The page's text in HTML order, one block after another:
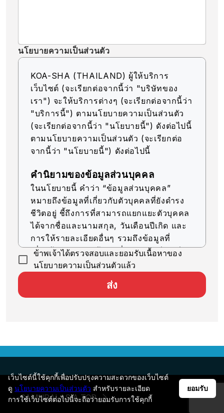
นโยบายความเป็นส่วนตัว
KOA-SHA (THAILAND) ผู้ให้บริการ
เว็บไซต์ (จะเรียกต่อจากนี้ว่า "บริษัทของ
เรา") จะให้บริการต่างๆ (จะเรียกต่อจากนี้ว่า
"บริการนี้") ตามนโยบายความเป็นส่วนตัว
(จะเรียกต่อจากนี้ว่า "นโยบายนี้") ดังต่อไปนี้
ตามนโยบายความเป็นส่วนตัว (จะเรียกต่อ
จากนี้ว่า "นโยบายนี้") ดังต่อไปนี้
คำนิยามของข้อมูลส่วนบุคคล
ในนโยบายนี้ คำว่า “ข้อมูลส่วนบุคคล”
หมายถึงข้อมูลที่เกี่ยวกับตัวบุคคลที่ยังดำรง
ชีวิตอยู่ ชี้ถึงการที่สามารถแยกแยะตัวบุคคล
ได้จากชื่อและนามสกุล, วันเดือนปีเกิด และ
การให้รายละเอียดอื่นๆ รวมถึงข้อมูลที่
เกี่ยวข้อง (รวมถึงข้อมูลที่สามารถเทียบเคียง
กับข้อมูลอื่นๆ ได้ง่าย ซึ่งจะช่วยให้สามารถ
การรับข้อมูลส่วนบุคคล
การใช้ข้อมูลส่วนบุคคล
เท่าที่จำเป็นสำหรับการดำเนินธุรกิจ ภายใน
ขอบเขตวัตถุประสงค์ที่ระบุไว้ ดังต่อไปนี้
ข้าพเจ้าได้ตรวจสอบและยอมรับเนื้อหาของ
นโยบายความเป็นส่วนตัวแล้ว
ส่ง
SAMURAI ASIA TOP
เว็บไซต์นี้ใช้คุกกี้เพื่อปรับปรุงความสะดวกของเว็บไซต์
ดู นโยบายความเป็นส่วนตัว สำหรับรายละเอียด
การใช้เว็บไซต์ต่อไปนี้จะถือว่ายอมรับการใช้คุกกี้
ยอมรับ